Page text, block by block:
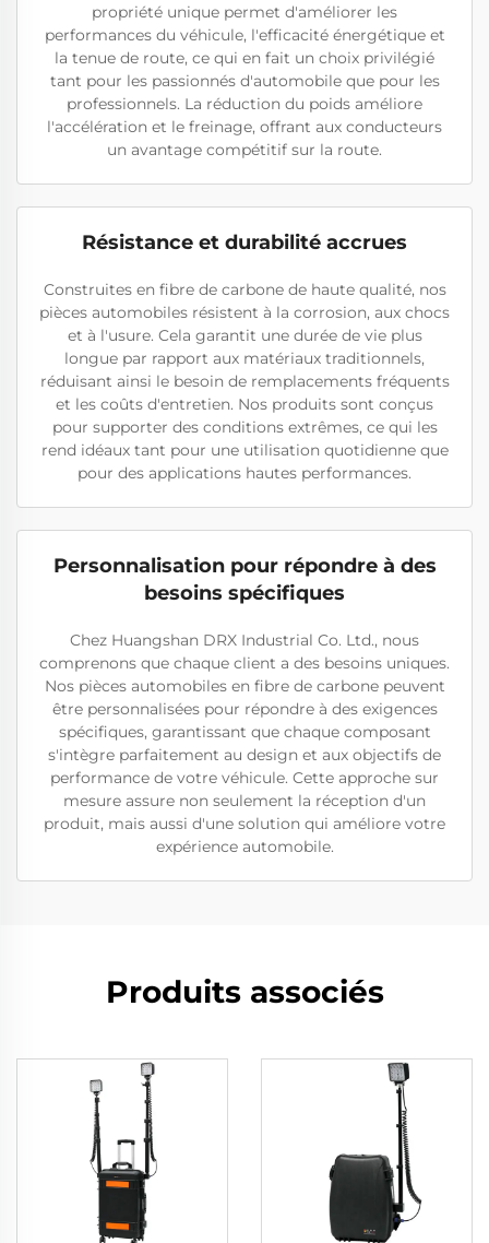
propriété unique permet d'améliorer les
performances du véhicule, l'efficacité énergétique et
la tenue de route, ce qui en fait un choix privilégié
tant pour les passionnés d'automobile que pour les
professionnels. La réduction du poids améliore
l'accélération et le freinage, offrant aux conducteurs
un avantage compétitif sur la route.
Résistance et durabilité accrues
Construites en fibre de carbone de haute qualité, nos
pièces automobiles résistent à la corrosion, aux chocs
et à l'usure. Cela garantit une durée de vie plus
longue par rapport aux matériaux traditionnels,
réduisant ainsi le besoin de remplacements fréquents
et les coûts d'entretien. Nos produits sont conçus
pour supporter des conditions extrêmes, ce qui les
rend idéaux tant pour une utilisation quotidienne que
pour des applications hautes performances.
Personnalisation pour répondre à des
besoins spécifiques
Chez Huangshan DRX Industrial Co. Ltd., nous
comprenons que chaque client a des besoins uniques.
Nos pièces automobiles en fibre de carbone peuvent
être personnalisées pour répondre à des exigences
spécifiques, garantissant que chaque composant
s'intègre parfaitement au design et aux objectifs de
performance de votre véhicule. Cette approche sur
mesure assure non seulement la réception d'un
produit, mais aussi d'une solution qui améliore votre
expérience automobile.
Produits associés